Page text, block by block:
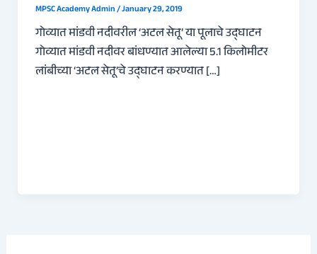
MPSC Academy Admin/January 29, 2019
गोव्यात मांडवी नदीवरील ‘अटल सेतू’ या पूलाचे उद्घाटन
गोव्यात मांडवी नदीवर बांधण्यात आलेल्या 5.1 किलोमीटर
लांबीच्या ‘अटल सेतू’चे उद्घाटन करण्यात […]